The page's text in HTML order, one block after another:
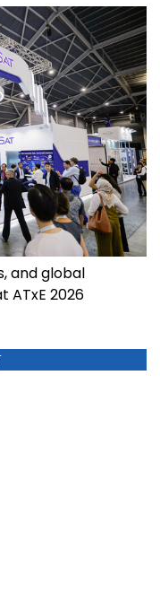
and global
ATxE 2026